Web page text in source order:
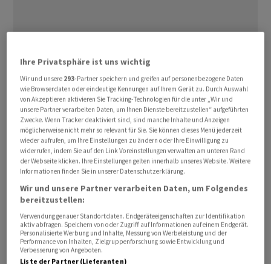
Das Schweizer Bauhauptgewerbe ist im vergangenen
Jahr klar gewachsen und dürfte 2026 erneut zulegen.
Haupttreiber bleibt laut dem Baumeisterverband
(SBV) der Wohnungsbau, der wegen struktureller
Hürden jedoch hinter dem Bedarf zurückbleibe.
Die Bautätigkeit im Hoch- und Tiefbau stieg 2025 um 2,1
Prozent auf knapp 23,9 Milliarden Franken, wie der SBV
gestützt auf den Bauindex am Mittwoch mitteilte.
Besonders stark entwickelte sich das vierte Quartal mit
plus 6,3 Prozent gegenüber dem Vorjahr.
Der Wohnungsbau blieb zentrale Stütze und legte 2025
um 4,8 Prozent zu. Die Auftragseingänge in diesem
Ihre Privatsphäre ist uns wichtig
Wir und unsere 293-Partner speichern und greifen auf personenbezogene Daten
wie Browserdaten oder eindeutige Kennungen auf Ihrem Gerät zu. Durch Auswahl
von Akzeptieren aktivieren Sie Tracking-Technologien für die unter „Wir und
unsere Partner verarbeiten Daten, um Ihnen Dienste bereitzustellen“ aufgeführten
Zwecke. Wenn Tracker deaktiviert sind, sind manche Inhalte und Anzeigen
möglicherweise nicht mehr so relevant für Sie. Sie können dieses Menü jederzeit
wieder aufrufen, um Ihre Einstellungen zu ändern oder Ihre Einwilligung zu
widerrufen, indem Sie auf den Link Voreinstellungen verwalten am unteren Rand
der Webseite klicken. Ihre Einstellungen gelten innerhalb unseres Website. Weitere
Informationen finden Sie in unserer Datenschutzerklärung.
Wir und unsere Partner verarbeiten Daten, um Folgendes
bereitzustellen:
Verwendung genauer Standortdaten. Endgeräteeigenschaften zur Identifikation
aktiv abfragen. Speichern von oder Zugriff auf Informationen auf einem Endgerät.
Personalisierte Werbung und Inhalte, Messung von Werbeleistung und der
Performance von Inhalten, Zielgruppenforschung sowie Entwicklung und
Verbesserung von Angeboten.
Liste der Partner (Lieferanten)